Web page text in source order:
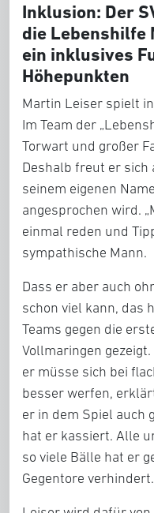
Inklusion: Der
die Lebenshilfe
ein inklusives
Höhepunkten
Martin Leiser spielt
Im Team der
Torwart und großer
Deshalb freut er sich
seinem eigenen
angesprochen wird.
einmal reden und
sympathische Mann.
Dass er aber auch
schon viel kann, das
Teams gegen die
Vollmaringen
er müsse sich bei
besser werfen,
er in dem Spiel auch
hat er kassiert. Alle
so viele Bälle hat er
Gegentore verhindert.